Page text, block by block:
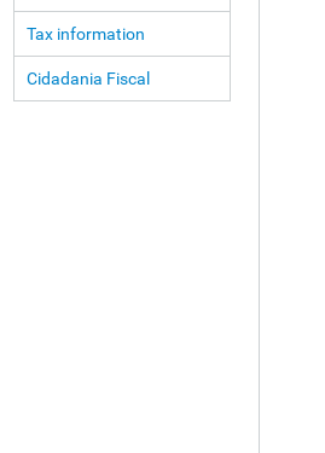
Tax information
Cidadania Fiscal